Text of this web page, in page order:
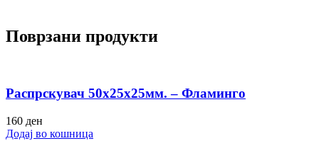
Поврзани продукти
Распрскувач 50х25х25мм. – Фламинго
160 ден
Додај во кошница